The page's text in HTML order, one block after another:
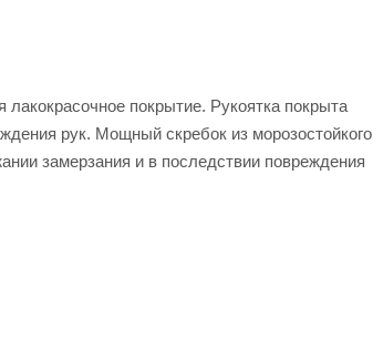
покрытие. Рукоятка покрыта
рук. Мощный скребок из морозостойкого
замерзания и в последствии повреждения